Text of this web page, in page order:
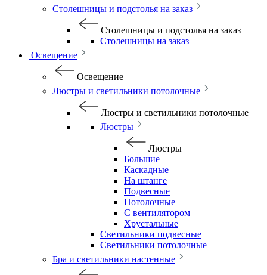
Столешницы и подстолья на заказ
Столешницы и подстолья на заказ
Столешницы на заказ
Освещение
Освещение
Люстры и светильники потолочные
Люстры и светильники потолочные
Люстры
Люстры
Большие
Каскадные
На штанге
Подвесные
Потолочные
С вентилятором
Хрустальные
Светильники подвесные
Светильники потолочные
Бра и светильники настенные